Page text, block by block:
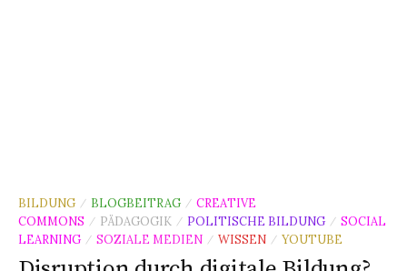
BILDUNG / BLOGBEITRAG / CREATIVE
COMMONS
/ PÄDAGOGIK / POLITISCHE BILDUNG / SOCIAL
LEARNING / SOZIALE MEDIEN / WISSEN / YOUTUBE